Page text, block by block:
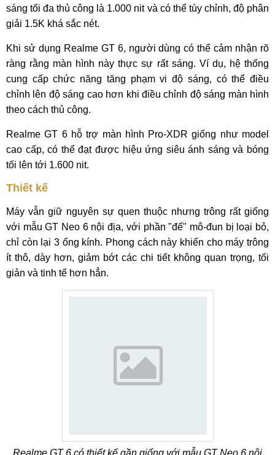
sáng tối đa thủ công là 1.000 nit và có thể tùy chỉnh, độ phân
giải 1.5K khá sắc nét.
Khi sử dụng Realme GT 6, người dùng có thể cảm nhận rõ
ràng rằng màn hình này thực sự rất sáng. Ví dụ, hệ thống
cung cấp chức năng tăng phạm vi độ sáng, có thể điều
chỉnh lên độ sáng cao hơn khi điều chỉnh độ sáng màn hình
theo cách thủ công.
Realme GT 6 hỗ trợ màn hình Pro-XDR giống như model
cao cấp, có thể đạt được hiệu ứng siêu ánh sáng và bóng
tối lên tới 1.600 nit.
Thiết kế
Máy vẫn giữ nguyên sự quen thuộc nhưng trông rất giống
với mẫu GT Neo 6 nội địa, với phần "đế" mô-đun bị loại bỏ,
chỉ còn lại 3 ống kính. Phong cách này khiến cho máy trông
ít thô, dày hơn, giảm bớt các chi tiết không quan trọng, tối
giản và tinh tế hơn hẳn.
Realme GT 6 có thiết kế gần giống với mẫu GT Neo 6 nội